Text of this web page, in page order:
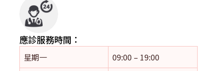
應診服務時間：
星期一
09:00 – 19:00